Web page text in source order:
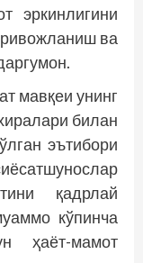
эркинлигини
ва
мавқеи унинг
билан
эътибори
қадрлай
кўпинча
ҳаёт-мамот